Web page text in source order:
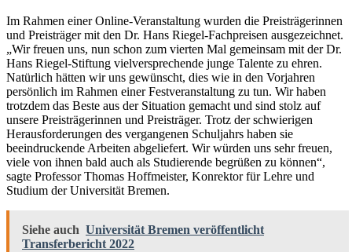
Im Rahmen einer Online-Veranstaltung wurden die Preisträgerinnen
und Preisträger mit den Dr. Hans Riegel-Fachpreisen ausgezeichnet.
„Wir freuen uns, nun schon zum vierten Mal gemeinsam mit der Dr.
Hans Riegel-Stiftung vielversprechende junge Talente zu ehren.
Natürlich hätten wir uns gewünscht, dies wie in den Vorjahren
persönlich im Rahmen einer Festveranstaltung zu tun. Wir haben
trotzdem das Beste aus der Situation gemacht und sind stolz auf
unsere Preisträgerinnen und Preisträger. Trotz der schwierigen
Herausforderungen des vergangenen Schuljahrs haben sie
beeindruckende Arbeiten abgeliefert. Wir würden uns sehr freuen,
viele von ihnen bald auch als Studierende begrüßen zu können“,
sagte Professor Thomas Hoffmeister, Konrektor für Lehre und
Studium der Universität Bremen.
Siehe auch Universität Bremen veröffentlicht
Transferbericht 2022